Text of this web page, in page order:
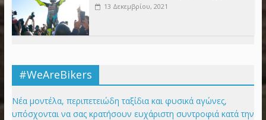
13 Δεκεμβρίου, 2021
#WeAreBikers
Νέα μοντέλα, περιπετειώδη ταξίδια και φυσικά αγώνες,
υπόσχονται να σας κρατήσουν ευχάριστη συντροφιά κατά την